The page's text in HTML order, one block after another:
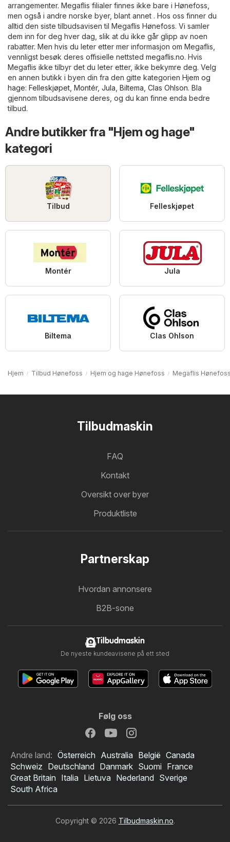
arrangementer. Megaflis filialer finnes ikke bare i Hønefoss,
men også i andre norske byer, blant annet . Hos oss finner du
alltid den siste tilbudsavisen til Megaflis Hønefoss. Vi samler
dem inn for deg hver dag, slik at du ikke går glipp av noen
rabatter. Men hvis du leter etter mer informasjon om Megaflis,
vennligst besøk deres offisielle nettsted megaflis.no. Hvis
Megaflis ikke tilbyr det du leter etter, ikke bekymre deg. Velg
en annen butikk i byen din fra den gitte kategorien Hjem og
hage: Felleskjøpet Montér, Jula Biltema Clas Ohlson. Bla
gjennom tilbudsavisene deres, og du kan finne enda bedre
tilbud.
Andre butikker fra "Hjem og hage"
kategori
Tilbud Felleskjøpet
Montér Jula
Biltema Clas Ohlson
Hjem Tilbud Hønefoss Hjem og hage Hønefoss Megaflis
Tilbudmaskin
FAQ
Kontakt
Oversikt over byer
Produktliste
Partnerskap
Hvordan annonsere
B2B-sone
Tilbudmaskin
De nyeste kundeavisene på ett sted
Følg oss
Andre land: Österreich Australia België Canada
Schweiz Deutschland Danmark Suomi France
Great Britain Italia Lietuva Nederland Sverige
South Africa
Copyright © 2026 Tilbudmaskin.no.